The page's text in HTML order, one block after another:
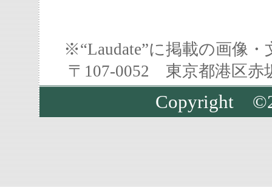
※“Laudate”に掲載の画像
〒107-0052 東京都港区
Copyright